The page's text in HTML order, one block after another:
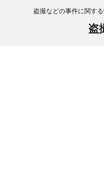
盗撮などの事件に関す
盗